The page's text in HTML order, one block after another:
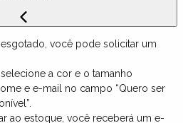
você pode solicitar um
a cor e o tamanho
e e-mail no campo “Quero ser
ao estoque, você receberá um e-